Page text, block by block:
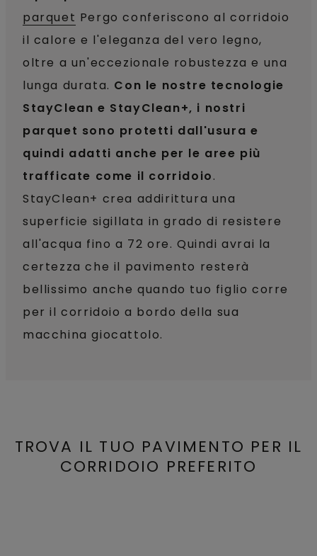
parquet Pergo conferiscono al corridoio
il calore e l'eleganza del vero legno,
oltre a un'eccezionale robustezza e una
lunga durata. Con le nostre tecnologie
StayClean e StayClean+, i nostri
parquet sono protetti dall'usura e
quindi adatti anche per le aree più
trafficate come il corridoio.
StayClean+ crea addirittura una
superficie sigillata in grado di resistere
all'acqua fino a 72 ore. Quindi avrai la
certezza che il pavimento resterà
bellissimo anche quando tuo figlio corre
per il corridoio a bordo della sua
macchina giocattolo.
TROVA IL TUO PAVIMENTO PER IL
CORRIDOIO PREFERITO